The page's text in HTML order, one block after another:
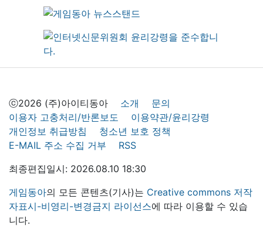
ⓒ2026 (주)아이티동아 소개
문의
이용자 고충처리/반론보도
이용약관/윤리강령
개인정보 취급방침
청소년 보호 정책
E-MAIL 주소 수집 거부
RSS
최종편집일시: 2026.08.10 18:30
게임동아의 모든 콘텐츠(기사)는 Creative commons 저작
자표시-비영리-변경금지 라이선스에 따라 이용할 수 있습
니다.